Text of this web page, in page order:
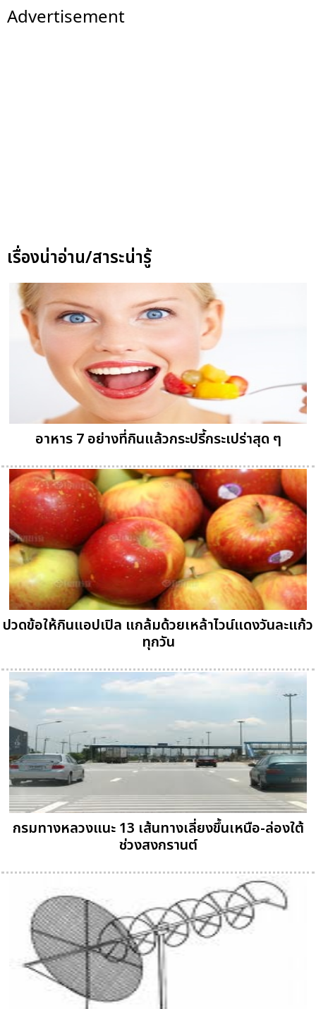
Advertisement
เรื่องน่าอ่าน/สาระน่ารู้
อาหาร 7 อย่างที่กินแล้วกระปรี้กระเปร่าสุด ๆ
ปวดข้อให้กินแอปเปิล แกล้มด้วยเหล้าไวน์แดงวันละแก้ว
ทุกวัน
กรมทางหลวงแนะ 13 เส้นทางเลี่ยงขึ้นเหนือ-ล่องใต้
ช่วงสงกรานต์